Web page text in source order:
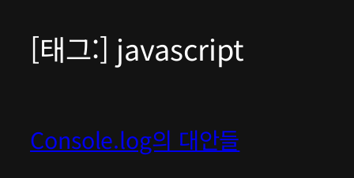
[태그:] javascript
Console.log의 대안들